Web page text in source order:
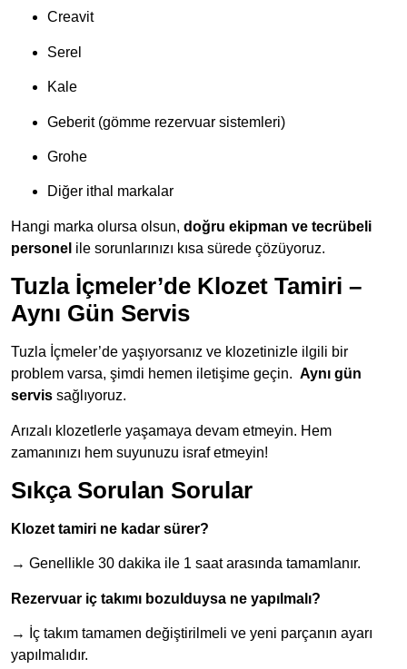
Creavit
Serel
Kale
Geberit (gömme rezervuar sistemleri)
Grohe
Diğer ithal markalar
Hangi marka olursa olsun, doğru ekipman ve tecrübeli
personel ile sorunlarınızı kısa sürede çözüyoruz.
Tuzla İçmeler’de Klozet Tamiri –
Aynı Gün Servis
Tuzla İçmeler’de yaşıyorsanız ve klozetinizle ilgili bir
problem varsa, şimdi hemen iletişime geçin. Aynı gün
servis sağlıyoruz.
Arızalı klozetlerle yaşamaya devam etmeyin. Hem
zamanınızı hem suyunuzu israf etmeyin!
Sıkça Sorulan Sorular
Klozet tamiri ne kadar sürer?
→ Genellikle 30 dakika ile 1 saat arasında tamamlanır.
Rezervuar iç takımı bozulduysa ne yapılmalı?
→ İç takım tamamen değiştirilmeli ve yeni parçanın ayarı
yapılmalıdır.